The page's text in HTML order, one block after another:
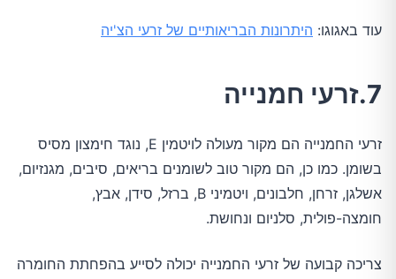
עוד באגוגו: היתרונות הבריאותיים של זרעי הצ'יה
7.זרעי חמנייה
זרעי החמנייה הם מקור מעולה לויטמין E, נוגד חימצון מסיס
בשומן. כמו כן, הם מקור טוב לשומנים בריאים, סיבים, מגנזיום,
אשלגן, זרחן, חלבונים, ויטמיני B, ברזל, סידן, אבץ,
חומצה-פולית, סלניום ונחושת.
צריכה קבועה של זרעי החמנייה יכולה לסייע בהפחתת החומרה